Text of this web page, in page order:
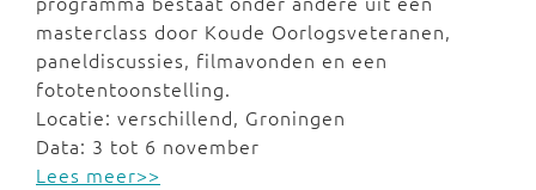
masterclass door Koude Oorlogsveteranen,
paneldiscussies, filmavonden en een
fototentoonstelling.
Locatie: verschillend, Groningen
Data: 3 tot 6 november
Lees meer>>